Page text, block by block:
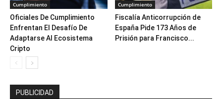
Cumplimiento
Oficiales De Cumplimiento
Enfrentan El Desafío De
Adaptarse Al Ecosistema
Cripto
Cumplimiento
Fiscalía Anticorrupción de
España Pide 173 Años de
Prisión para Francisco...
PUBLICIDAD